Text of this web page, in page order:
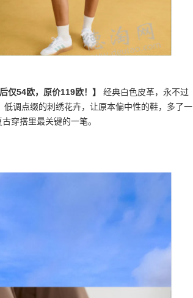
54欧，原价119欧！】
经典白色皮革，永不过
调点缀的刺绣花卉，让原本偏中性的鞋，多了一
穿搭里最关键的一笔。